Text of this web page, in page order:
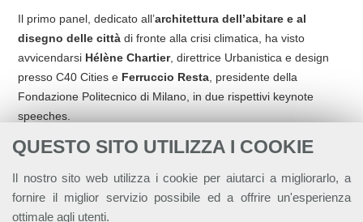
QUESTO SITO UTILIZZA I COOKIE
Il nostro sito web utilizza i cookie per aiutarci a migliorarlo, a
fornire il miglior servizio possibile ed a offrire un'esperienza
ottimale agli utenti.
Il primo panel, dedicato all’architettura dell’abitare e al
disegno delle città di fronte alla crisi climatica, ha visto
avvicendarsi Hélène Chartier, direttrice Urbanistica e design
presso C40 Cities e Ferruccio Resta , presidente della
Fondazione Politecnico di Milano, in due rispettivi keynote
speeches.
Hélène Chartierha analizzato le dinamiche dell’urbanizzazione
globale:
Ha denunciato la crescita urbana a bassa densitàe
l’erosione degli spazi pubblici:“Abbiamo destrutturato le nostre
città storiche lasciando spazio solo alle automobili”